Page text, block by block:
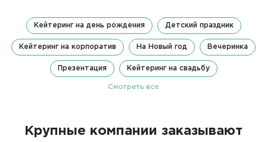
Кейтеринг на день рождения Детский праздник
Кейтеринг на корпоратив На Новый год Вечеринка
Презентация Кейтеринг на свадьбу
Смотреть все
Крупные компании заказывают